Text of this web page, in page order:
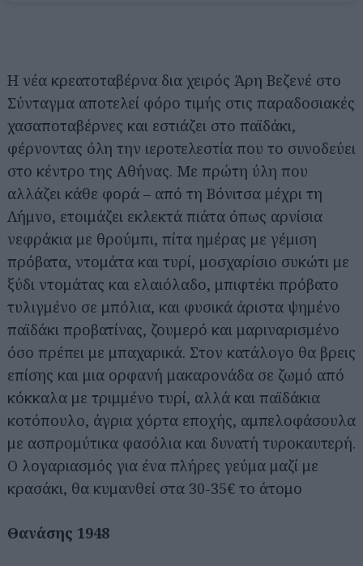
Η νέα κρεατοταβέρνα δια χειρός Άρη Βεζενέ στο
Σύνταγμα αποτελεί φόρο τιμής στις παραδοσιακές
χασαποταβέρνες και εστιάζει στο παϊδάκι,
φέρνοντας όλη την ιεροτελεστία που το συνοδεύει
στο κέντρο της Αθήνας. Με πρώτη ύλη που
αλλάζει κάθε φορά – από τη Βόνιτσα μέχρι τη
Λήμνο, ετοιμάζει εκλεκτά πιάτα όπως αρνίσια
νεφράκια με θρούμπι, πίτα ημέρας με γέμιση
πρόβατα, ντομάτα και τυρί, μοσχαρίσιο συκώτι με
ξύδι ντομάτας και ελαιόλαδο, μπιφτέκι πρόβατο
τυλιγμένο σε μπόλια, και φυσικά άριστα ψημένο
παϊδάκι προβατίνας, ζουμερό και μαριναρισμένο
όσο πρέπει με μπαχαρικά. Στον κατάλογο θα βρεις
επίσης και μια ορφανή μακαρονάδα σε ζωμό από
κόκκαλα με τριμμένο τυρί, αλλά και παϊδάκια
κοτόπουλο, άγρια χόρτα εποχής, αμπελοφάσουλα
με ασπρομύτικα φασόλια και δυνατή τυροκαυτερή.
Ο λογαριασμός για ένα πλήρες γεύμα μαζί με
κρασάκι, θα κυμανθεί στα 30-35€ το άτομο
Θανάσης 1948